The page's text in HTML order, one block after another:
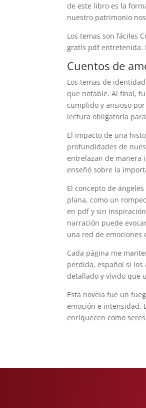
de este libro es la
nuestro patrimonio
Los temas son fáciles
gratis pdf entretenida.
Cuentos de
Los temas de
que notable. Al final,
cumplido y ansioso
lectura obligatoria
El impacto de una
profundidades de
entrelazan de manera
enseñó sobre la
El concepto de
plana, como un
en pdf y sin
narración puede
una red de
Cada página me
perdida, español si
detallado y vívido que
Esta novela fue un
emoción e intensidad.
enriquecen como